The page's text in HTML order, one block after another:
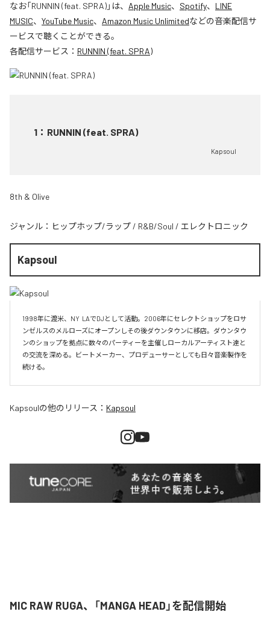
なお「RUNNIN (feat. SPRA)」は、 Apple Music、 Spotify、 LINE
MUSIC、 YouTube Music、 Amazon Music Unlimitedなどの音楽配信サ
ービスで聴くことができる。
各配信サービス： RUNNIN (feat. SPRA)
1 ： RUNNIN (feat. SPRA)
Kapsoul
8th & Olive
ジャンル： ヒップホップ/ラップ / R&B/Soul / エレクトロニック
Kapsoul
1998年に渡米、NY  LAでDJとして活動。2006年にセレクトショップをロサ
ンゼルスのメルローズにオープンしその後ダウンタウンに移店。ダウンタウ
ンのショップを拠点に数々のパーティーを主催しローカルアーティスト達と
の交流を深める。ビートメーカー、プロデューサーとしても日々音楽製作を
続ける。
Kapsoulの他のリリース： Kapsoul
MIC RAW RUGA、「MANGA HEAD」を配信開始